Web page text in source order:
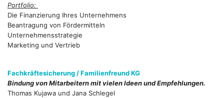
Portfolio:
Die Finanzierung Ihres Unternehmens
Beantragung von Fördermitteln
Unternehmensstrategie
Marketing und Vertrieb
Fachkräftesicherung / Familienfreund KG
Bindung von Mitarbeitern mit vielen Ideen und Empfehlungen.
Thomas Kujawa und Jana Schlegel